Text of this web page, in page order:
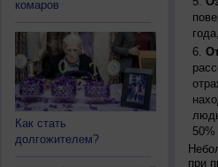
комаров
Как стать
долгожителем?
50%
при